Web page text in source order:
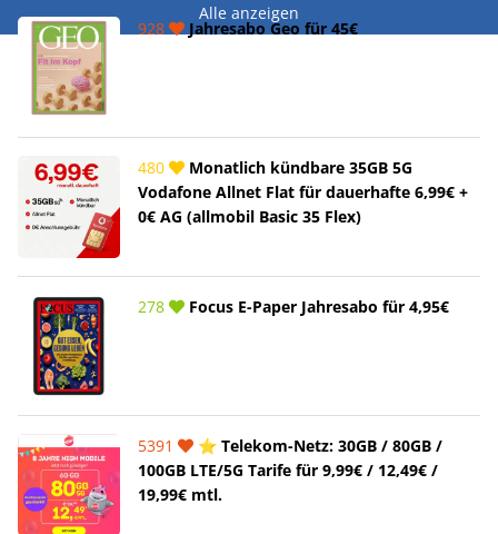
Alle anzeigen
928 Jahresabo Geo für 45€
480
Monatlich kündbare 35GB 5G
Vodafone Allnet Flat für dauerhafte 6,99€ +
0€ AG (allmobil Basic 35 Flex)
278 Focus E-Paper Jahresabo für 4,95€
5391
⭐️ Telekom-Netz: 30GB / 80GB /
100GB LTE/5G Tarife für 9,99€ / 12,49€ /
19,99€ mtl.